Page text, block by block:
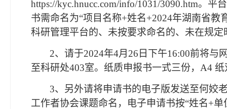
https://kyc.hnucc.com/info/1031/3090.htm。
书需命名为“项目名称+姓名+2024年湖南省教
科研管理平台的、未按要求命名的、未在规
2、请于2024年4月26日下午16:00前将与
至科研处403室。纸质申报书一式三份，A4
3、另外请将申请书的电子版发送至何姣
工作者协会课题命名，电子申请书按“姓名+单